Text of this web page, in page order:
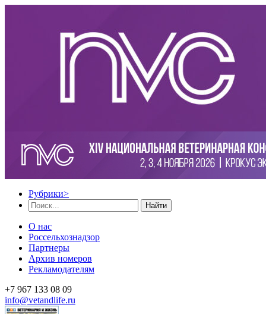
Рубрики>
Найти
О нас
Россельхознадзор
Партнеры
Архив номеров
Рекламодателям
+7 967 133 08 09
info@vetandlife.ru